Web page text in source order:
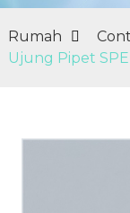
Rumah
Ujung Pipet